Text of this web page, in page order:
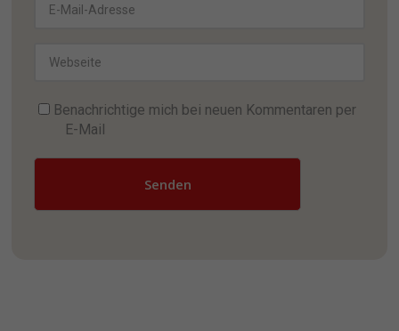
Benachrichtige mich bei neuen Kommentaren per
E-Mail
Senden